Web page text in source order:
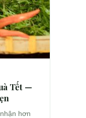
Tết —
hơn